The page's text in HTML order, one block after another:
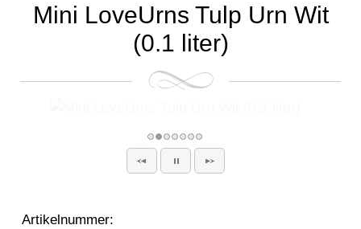
Mini LoveUrns Tulp Urn Wit
(0.1 liter)
Artikelnummer: